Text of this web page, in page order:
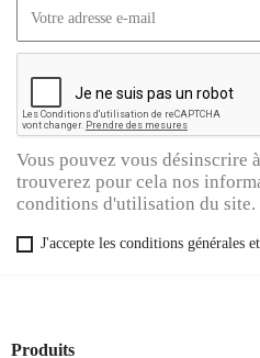
Vous pouvez vous désinscrire
trouverez pour cela nos
conditions d'utilisation du site.
J'accepte les conditions générales
Produits